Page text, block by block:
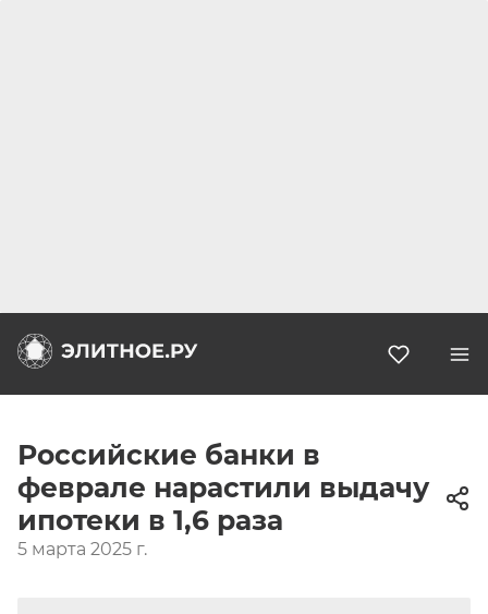
Российские банки в
феврале нарастили выдачу
ипотеки в 1,6 раза
5 марта 2025 г.